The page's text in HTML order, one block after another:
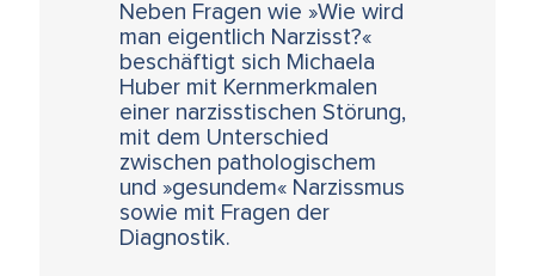
Neben Fragen wie »Wie wird
man eigentlich Narzisst?«
beschäftigt sich Michaela
Huber mit Kernmerkmalen
einer narzisstischen Störung,
mit dem Unterschied
zwischen pathologischem
und »gesundem« Narzissmus
sowie mit Fragen der
Diagnostik.